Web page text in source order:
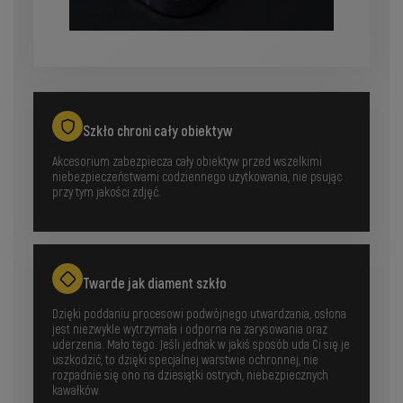
Szkło chroni cały obiektyw
Akcesorium zabezpiecza cały obiektyw przed wszelkimi
niebezpieczeństwami codziennego użytkowania, nie psując
przy tym jakości zdjęć.
Twarde jak diament szkło
Dzięki poddaniu procesowi podwójnego utwardzania, osłona
jest niezwykle wytrzymała i odporna na zarysowania oraz
uderzenia. Mało tego. Jeśli jednak w jakiś sposób uda Ci się je
uszkodzić, to dzięki specjalnej warstwie ochronnej, nie
rozpadnie się ono na dziesiątki ostrych, niebezpiecznych
kawałków.